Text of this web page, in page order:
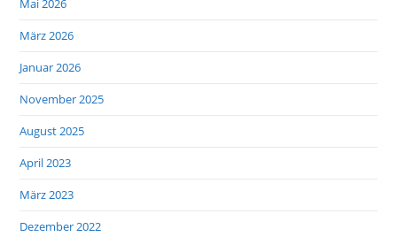
Mai 2026
März 2026
Januar 2026
November 2025
August 2025
April 2023
März 2023
Dezember 2022